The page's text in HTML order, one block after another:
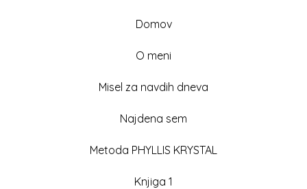
Domov
O meni
Misel za navdih dneva
Najdena sem
Metoda PHYLLIS KRYSTAL
Knjiga 1